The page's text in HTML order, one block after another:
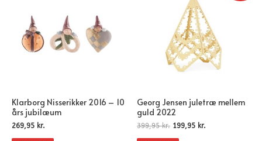
Klarborg Nisserikker 2016 – 10
års jubilæum
269,95 kr.
Georg Jensen juletræ mellem
guld 2022
399,95kr. 199,95 kr.